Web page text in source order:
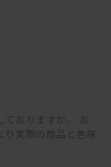
おりますが、 お
り実際の商品と色味